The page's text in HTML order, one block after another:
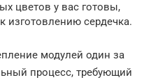
цветов у вас готовы,
изготовлению сердечка.
модулей один за
процесс, требующий